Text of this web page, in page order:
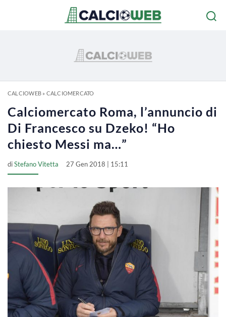
CALCIOWEB» CALCIOMERCATO
Calciomercato Roma, l’annuncio di
Di Francesco su Dzeko! “Ho
chiesto Messi ma…”
diStefano Vitetta 27 Gen 2018 | 15:11